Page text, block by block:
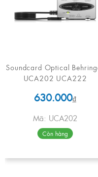
Soundcard Optical
UCA202 UCA222
630.000₫
Mã: UCA202
Còn hàng